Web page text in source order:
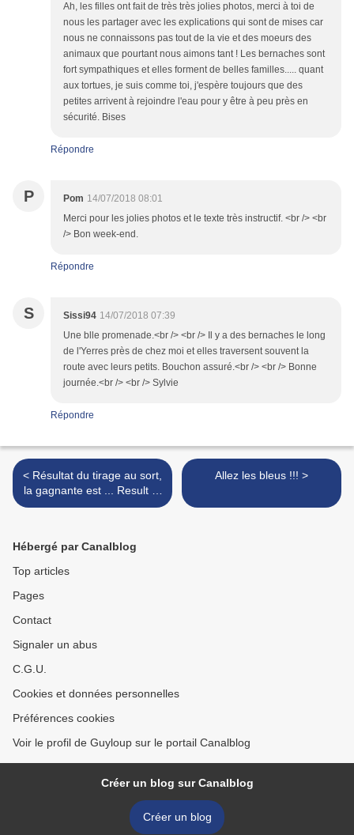
Ah, les filles ont fait de très très jolies photos, merci à toi de
nous les partager avec les explications qui sont de mises car
nous ne connaissons pas tout de la vie et des moeurs des
animaux que pourtant nous aimons tant ! Les bernaches sont
fort sympathiques et elles forment de belles familles..... quant
aux tortues, je suis comme toi, j'espère toujours que des
petites arrivent à rejoindre l'eau pour y être à peu près en
sécurité. Bises
Répondre
P Pom 14/07/2018 08:01
Merci pour les jolies photos et le texte très instructif. <br /> <br
/> Bon week-end.
Répondre
S Sissi94 14/07/2018 07:39
Une blle promenade.<br /> <br /> Il y a des bernaches le long
de l'Yerres près de chez moi et elles traversent souvent la
route avec leurs petits. Bouchon assuré.<br /> <br /> Bonne
journée.<br /> <br /> Sylvie
Répondre
< Résultat du tirage au sort,
la gagnante est ... Result of
the draw, the winner is ...
Allez les bleus !!! >
Hébergé par Canalblog
Top articles
Pages
Contact
Signaler un abus
C.G.U.
Cookies et données personnelles
Préférences cookies
Voir le profil de Guyloup sur le portail Canalblog
Créer un blog sur Canalblog
Créer un blog